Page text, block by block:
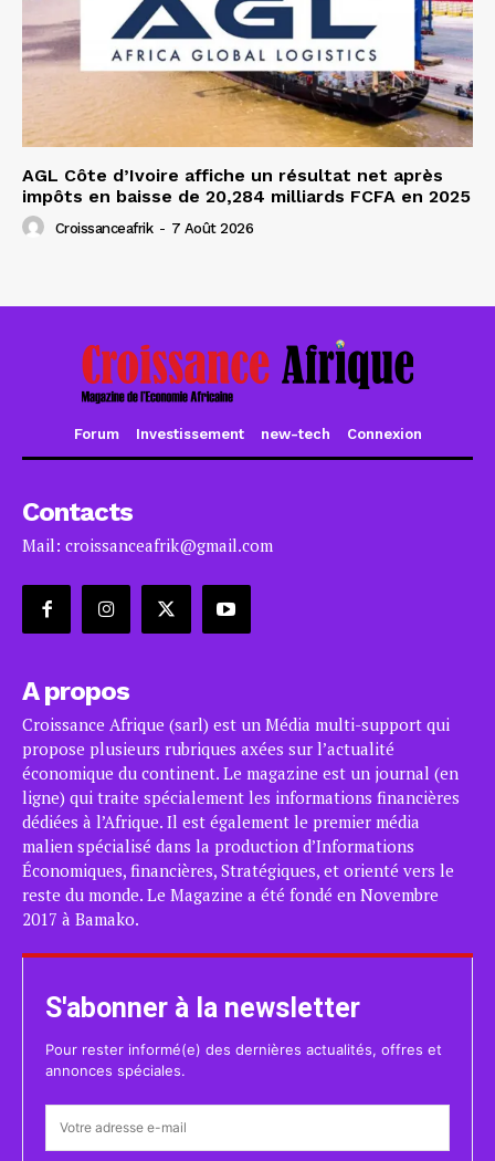
AGL Côte d’Ivoire affiche un résultat net après
impôts en baisse de 20,284 milliards FCFA en 2025
Croissanceafrik - 7 Août 2026
Forum Investissement new-tech Connexion
Contacts
Mail: croissanceafrik@gmail.com
A propos
Croissance Afrique (sarl) est un Média multi-support qui
propose plusieurs rubriques axées sur l’actualité
économique du continent. Le magazine est un journal (en
ligne) qui traite spécialement les informations financières
dédiées à l’Afrique. Il est également le premier média
malien spécialisé dans la production d’Informations
Économiques, financières, Stratégiques, et orienté vers le
reste du monde. Le Magazine a été fondé en Novembre
2017 à Bamako.
S'abonner à la newsletter
Pour rester informé(e) des dernières actualités, offres et
annonces spéciales.